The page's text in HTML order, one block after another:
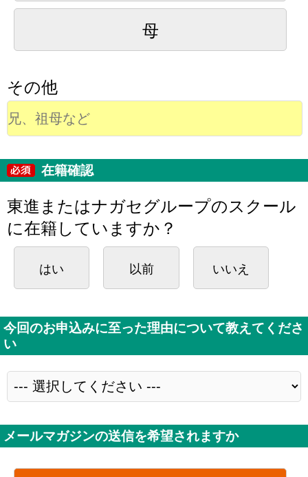
母
その他
在籍確認
東進またはナガセグループのスクール
に在籍していますか？
はい 以前 いいえ
今回のお申込みに至った理由について教えてくださ
い
メールマガジンの送信を希望されますか